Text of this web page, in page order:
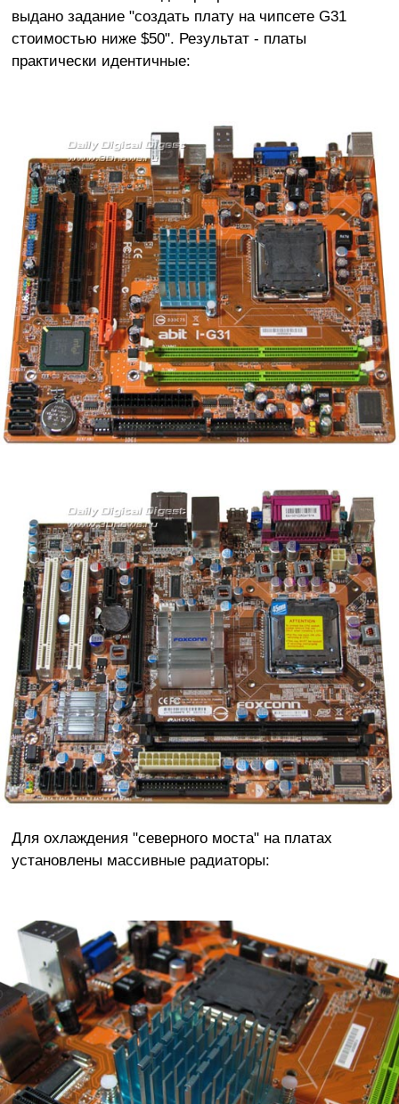
выдано задание "создать плату на чипсете G31
стоимостью ниже $50". Результат - платы
практически идентичные:
Для охлаждения "северного моста" на платах
установлены массивные радиаторы: